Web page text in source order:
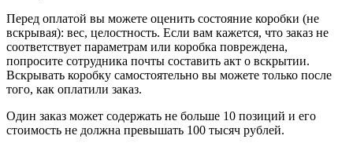
Перед оплатой вы можете оценить состояние коробки (не
вскрывая): вес, целостность. Если вам кажется, что заказ не
соответствует параметрам или коробка повреждена,
попросите сотрудника почты составить акт о вскрытии.
Вскрывать коробку самостоятельно вы можете только после
того, как оплатили заказ.
Один заказ может содержать не больше 10 позиций и его
стоимость не должна превышать 100 тысяч рублей.